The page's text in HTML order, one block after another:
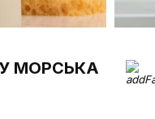
МОРСЬКА